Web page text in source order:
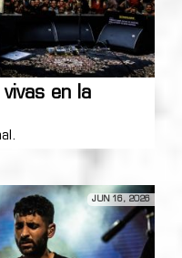
en la
JUN 16, 2026